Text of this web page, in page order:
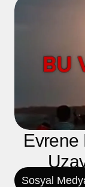
Evrene
Sosyal